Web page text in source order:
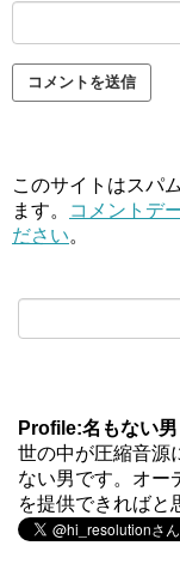
このサイトはスパ
ます。
コメントデ
ださい。
Profile:名もない男
世の中が圧縮音源
ない男です。オー
を提供できればと